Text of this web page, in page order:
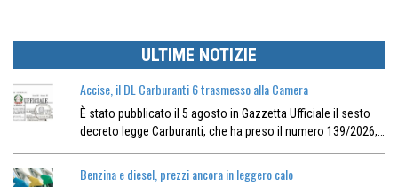
ULTIME NOTIZIE
Accise, il DL Carburanti 6 trasmesso alla Camera
È stato pubblicato il 5 agosto in Gazzetta Ufficiale il sesto
decreto legge Carburanti, che ha preso il numero 139/2026,…
Benzina e diesel, prezzi ancora in leggero calo